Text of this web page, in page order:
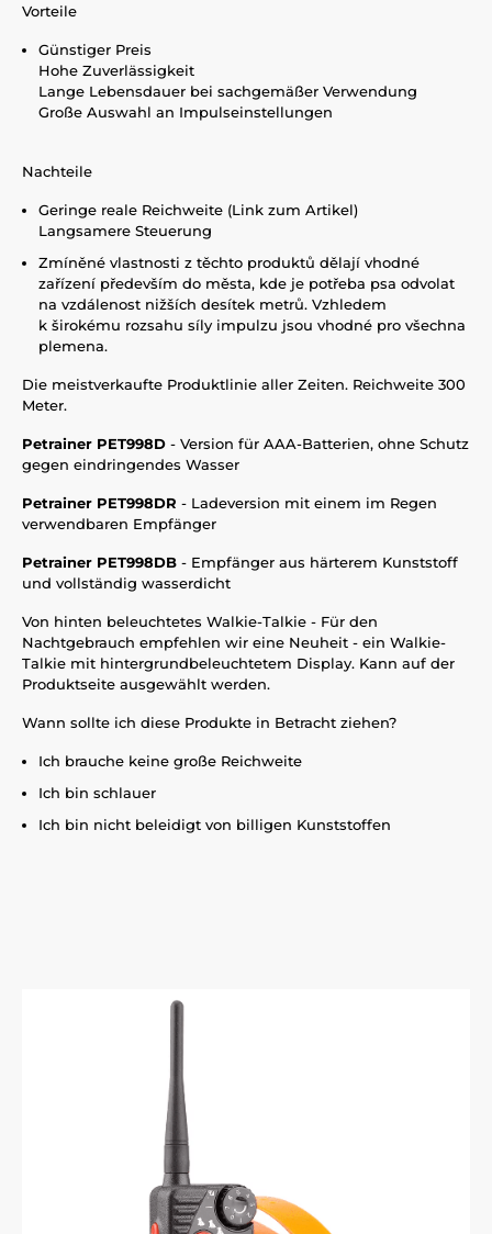
Vorteile
Günstiger Preis
Hohe Zuverlässigkeit
Lange Lebensdauer bei sachgemäßer Verwendung
Große Auswahl an Impulseinstellungen
Nachteile
Geringe reale Reichweite (Link zum Artikel)
Langsamere Steuerung
Zmíněné vlastnosti z těchto produktů dělají vhodné
zařízení především do města, kde je potřeba psa odvolat
na vzdálenost nižších desítek metrů. Vzhledem
k širokému rozsahu síly impulzu jsou vhodné pro všechna
plemena.
Die meistverkaufte Produktlinie aller Zeiten. Reichweite 300
Meter.
Petrainer PET998D - Version für AAA-Batterien, ohne Schutz
gegen eindringendes Wasser
Petrainer PET998DR - Ladeversion mit einem im Regen
verwendbaren Empfänger
Petrainer PET998DB - Empfänger aus härterem Kunststoff
und vollständig wasserdicht
Von hinten beleuchtetes Walkie-Talkie - Für den
Nachtgebrauch empfehlen wir eine Neuheit - ein Walkie-
Talkie mit hintergrundbeleuchtetem Display. Kann auf der
Produktseite ausgewählt werden.
Wann sollte ich diese Produkte in Betracht ziehen?
Ich brauche keine große Reichweite
Ich bin schlauer
Ich bin nicht beleidigt von billigen Kunststoffen